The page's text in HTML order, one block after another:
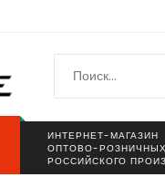
ИНТЕРНЕТ-МАГАЗИН
ОПТОВО-
РОССИЙСКОГО